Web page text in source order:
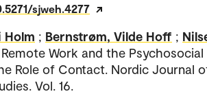
sjweh.4277
Holm ; Bernstrøm, Vilde Hoff ;
Work and the Psychosocial
Role of Contact. Nordic Journal
Vol. 16.